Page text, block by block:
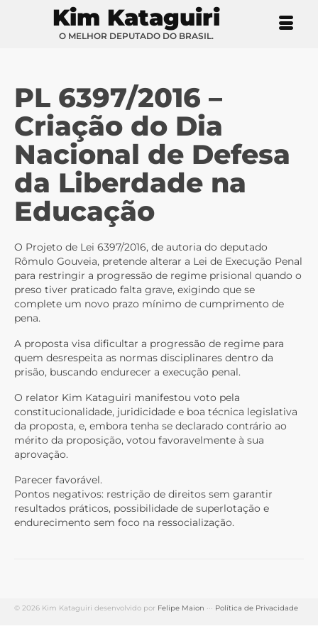
Kim Kataguiri
O MELHOR DEPUTADO DO BRASIL.
PL 6397/2016 –
Criação do Dia
Nacional de Defesa
da Liberdade na
Educação
O Projeto de Lei 6397/2016, de autoria do deputado
Rômulo Gouveia, pretende alterar a Lei de Execução Penal
para restringir a progressão de regime prisional quando o
preso tiver praticado falta grave, exigindo que se
complete um novo prazo mínimo de cumprimento de
pena.
A proposta visa dificultar a progressão de regime para
quem desrespeita as normas disciplinares dentro da
prisão, buscando endurecer a execução penal.
O relator Kim Kataguiri manifestou voto pela
constitucionalidade, juridicidade e boa técnica legislativa
da proposta, e, embora tenha se declarado contrário ao
mérito da proposição, votou favoravelmente à sua
aprovação.
Parecer favorável.
Pontos negativos: restrição de direitos sem garantir
resultados práticos, possibilidade de superlotação e
endurecimento sem foco na ressocialização.
© 2026 Kim Kataguiri desenvolvido por Felipe Maion ··· Política de Privacidade